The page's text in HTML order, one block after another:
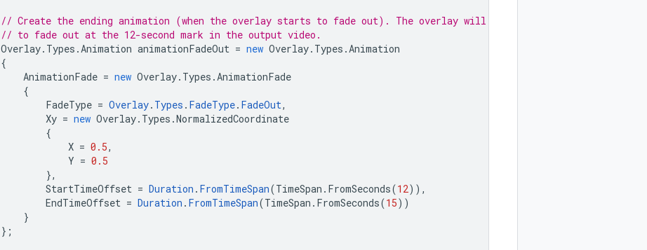
// Create the ending animation (when the overlay starts to fade out). The overlay will start
// to fade out at the 12-second mark in the output video.
Overlay. Types .Animation animationFadeOut = new Overlay. Types .Animation
{
AnimationFade = new Overlay. Types .AnimationFade
{
FadeType = Overlay. Types . FadeType. FadeOut,
Xy = new Overlay. Types .NormalizedCoordinate
{
X = 0.5,
Y = 0.5
},
StartTimeOffset = Duration . FromTimeSpan(TimeSpan . FromSeconds(12)),
EndTimeOffset = Duration . FromTimeSpan(TimeSpan . FromSeconds(15))
}
};